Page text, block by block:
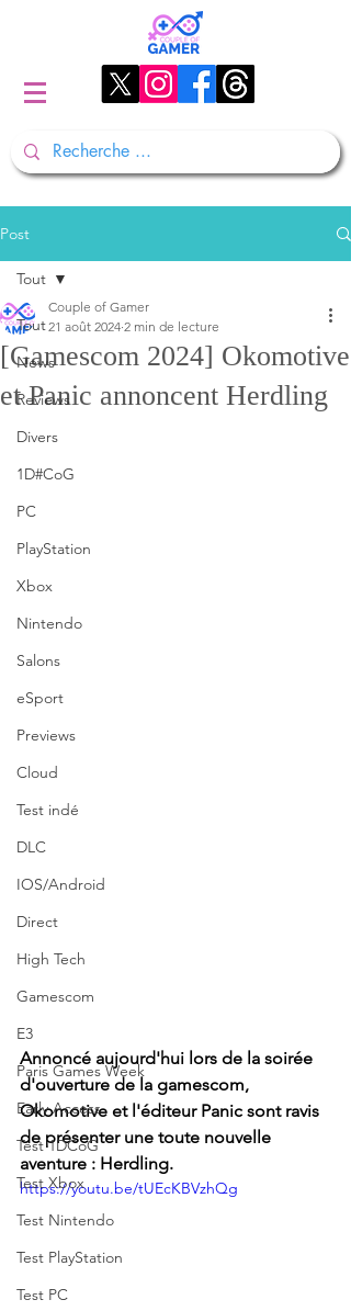
Post
Tout
News
Reviews
Divers
1D#CoG
PC
PlayStation
Xbox
Nintendo
Salons
eSport
Previews
Cloud
Test indé
DLC
IOS/Android
Direct
High Tech
Gamescom
E3
Paris Games Week
Early Access
Test 1DCoG
Test Xbox
Test Nintendo
Test PlayStation
Test PC
Tout
[Gamescom 2024] Okomotive
et Panic annoncent Herdling
Couple of Gamer
21 août 2024 2 min de lecture
Annoncé aujourd'hui lors de la soirée
d'ouverture de la gamescom,
Okomotive et l'éditeur Panic sont ravis
de présenter une toute nouvelle
aventure : Herdling.
https://youtu.be/tUEcKBVzhQg